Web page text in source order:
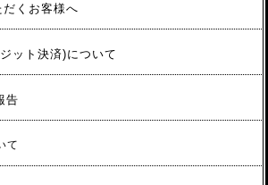
くお客様へ
ット決済)について
告
て